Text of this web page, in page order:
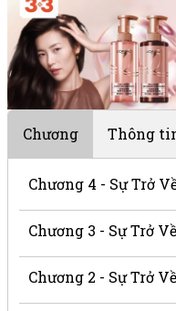
Chương Thông
Chương 4 - Sự Trở
Chương 3 - Sự Trở
Chương 2 - Sự Trở